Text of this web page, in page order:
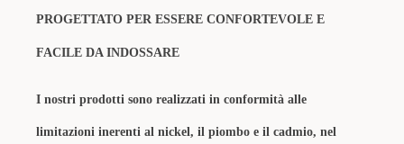
PROGETTATO PER ESSERE CONFORTEVOLE E
FACILE DA INDOSSARE
I nostri prodotti sono realizzati in conformità alle
limitazioni inerenti al nickel, il piombo e il cadmio, nel